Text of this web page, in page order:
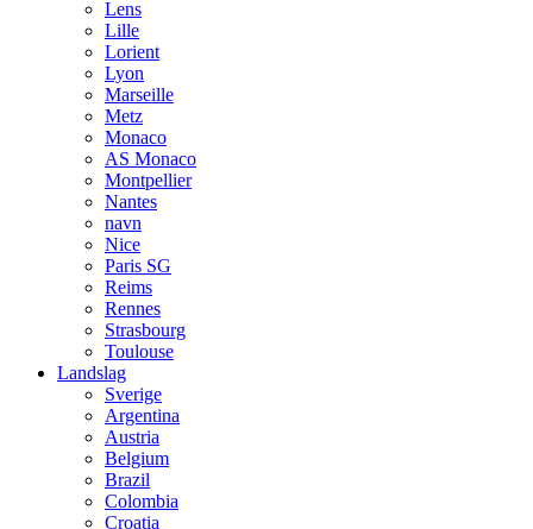
Lens
Lille
Lorient
Lyon
Marseille
Metz
Monaco
AS Monaco
Montpellier
Nantes
navn
Nice
Paris SG
Reims
Rennes
Strasbourg
Toulouse
Landslag
Sverige
Argentina
Austria
Belgium
Brazil
Colombia
Croatia